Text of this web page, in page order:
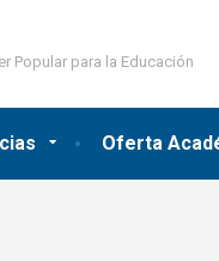
Oferta
Popular para la Educación